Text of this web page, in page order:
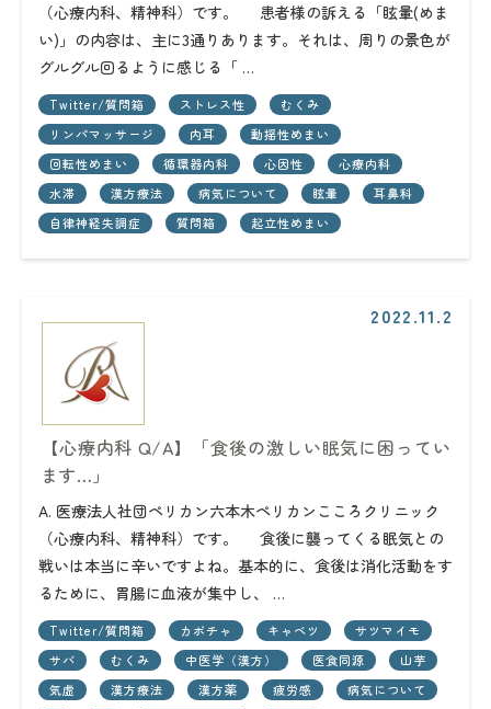
（心療内科、精神科）です。 患者様の訴える「眩暈(めま
い)」の内容は、主に3通りあります。それは、周りの景色が
グルグル回るように感じる「 …
Twitter/質問箱 ストレス性
むくみ
リンパマッサージ
内耳
動揺性めまい
回転性めまい
循環器内科 心因性
心療内科
水滞
漢方療法 病気について 眩暈
耳鼻科
自律神経失調症
質問箱 起立性めまい
2022.11.2
【心療内科 Q/A】「食後の激しい眠気に困ってい
ます…」
A. 医療法人社団ペリカン六本木ペリカンこころクリニック
（心療内科、精神科）です。 食後に襲ってくる眠気との
戦いは本当に辛いですよね。基本的に、食後は消化活動をす
るために、胃腸に血液が集中し、 …
Twitter/質問箱 カボチャ キャベツ
サツマイモ
サバ
むくみ 中医学（漢方） 医食同源
山芋
気虚
漢方療法 漢方薬 疲労感
病気について